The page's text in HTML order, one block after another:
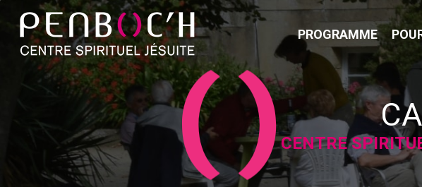
PROGRAMME
CENTRE